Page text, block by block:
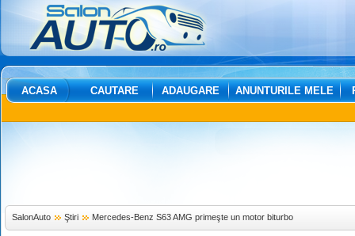
ACASA CAUTARE ADAUGARE ANUNTURILE MELE
SalonAuto Ştiri Mercedes-Benz S63 AMG primeşte un motor biturbo